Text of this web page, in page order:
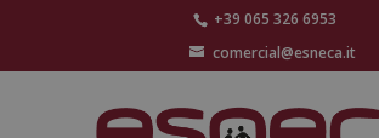
+39 065 326 6953
comercial@esneca.it